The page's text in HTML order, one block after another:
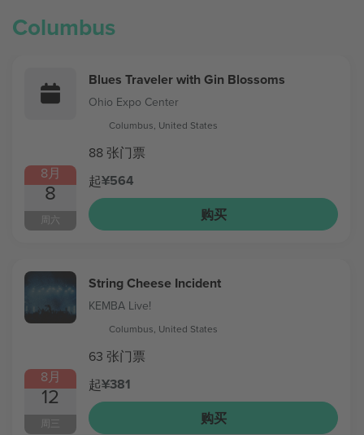
Columbus
8月
8
周六
Blues Traveler with Gin Blossoms
Ohio Expo Center
Columbus, United States
88 张门票
起¥564
购买
8月
12
周三
String Cheese Incident
KEMBA Live!
Columbus, United States
63 张门票
起¥381
购买